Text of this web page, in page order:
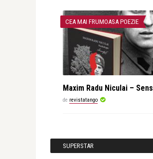
CEA MAI FRUMOASA POEZIE
Maxim Radu Niculai – Sens
de revistatango
SUPERSTAR